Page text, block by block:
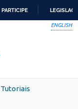
PARTICIPE
ENGLISH
Tutoriais